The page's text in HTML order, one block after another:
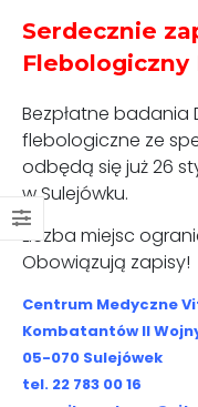
Serdecznie
Bezpłatne badania
flebologiczne ze
odbędą się już 26
w Sulejówku.
Liczba miejsc
Obowiązują zapisy!
Centrum Medyczne
Kombatantów II
05-070 Sulejówek
tel. 22 783 00 16